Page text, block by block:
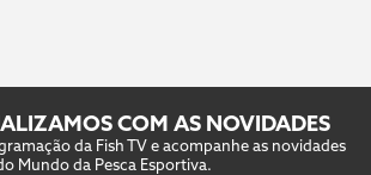
COM AS NOVIDADES
da Fish TV e acompanhe as novidades
Mundo da Pesca Esportiva.